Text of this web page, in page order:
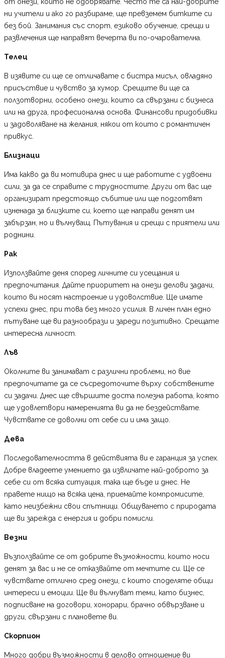
ни учители и ако го разбираме, ще превземем битките си
без бой. Занимания със спорт, езиково обучение, срещи и
развлечения ще направят вечерта ви по-очарователна.
Телец
В изявите си ще се отличавате с бистра мисъл, овладяно
присъствие и чувство за хумор. Срещите ви ще са
ползотворни, особено онези, които са свързани с бизнеса
или на друга, професионална основа. Финансови придобивки
и задоволяване на желания, някои от които с романтичен
привкус.
Близнаци
Има какво да ви мотивира днес и ще работите с удвоени
сили, за да се справите с трудностите. Други от вас ще
организират предстоящо събитие или ще подготвят
изненада за близките си, което ще направи денят им
забързан, но и вълнуващ. Пътувания и срещи с приятели или
роднини.
Рак
Използвайте деня според личните си усещания и
предпочитания. Дайте приоритет на онези делови задачи,
които ви носят настроение и удоволствие. Ще имате
успехи днес, при това без много усилия. В личен план едно
пътуване ще ви разнообрази и зареди позитивно. Срещате
интересна личност.
Лъв
Околните ви занимават с различни проблеми, но вие
предпочитате да се съсредоточите върху собствените
си задачи. Днес ще свършите доста полезна работа, която
ще удовлетвори намеренията ви да не бездействате.
Чувствате се доволни от себе си и има защо.
Дева
Последователността в действията ви е гаранция за успех.
Добре владеете умението да извличате най-доброто за
себе си от всяка ситуация, така ще бъде и днес. Не
правете нищо на всяка цена, приемайте компромисите,
като неизбежни свои спътници. Общуването с природата
ще ви зарежда с енергия и добри помисли.
Везни
Възползвайте се от добрите възможности, които носи
денят за вас и не се отказвайте от мечтите си. Ще се
чувствате отлично сред онези, с които споделяте общи
интереси и емоции. Ще ви вълнуват теми, като бизнес,
подписване на договори, хонорари, брачно обвързване и
други, свързани с плановете ви.
Скорпион
Много добри възможности в делово отношение ви